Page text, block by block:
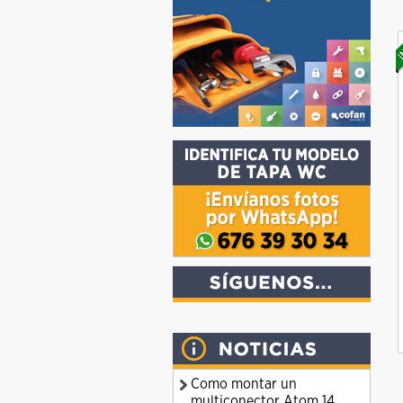
Como montar un